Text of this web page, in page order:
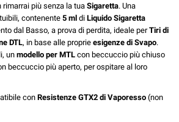
rimarrai più senza la tua Sigaretta. Una
contenente 5 ml di Liquido Sigaretta
dal Basso, a prova di perdita, ideale perTiri di
DTL, in base alle proprie esigenze di Svapo.
un modello per MTL con beccuccio più chiuso
beccuccio più aperto, per ospitare al loro
con Resistenze GTX2 di Vaporesso (non